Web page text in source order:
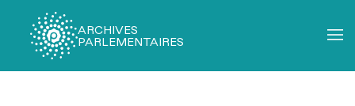
ARCHIVES
PARLEMENTAIRES